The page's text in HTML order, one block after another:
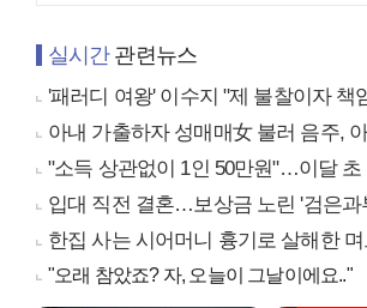
실시간관련뉴스
'패러디 여왕' 이수지 "제 불찰이자 책
아내 가출하자 성매매女 불러 음주,
"소득 상관없이 1인 50만원"…이달 초
입대 직전 결혼…보상금 노린 '검은과
한집 사는 시어머니 흉기로 살해한 며느리
"오래 참았죠? 자, 오늘이 그날이에요.."